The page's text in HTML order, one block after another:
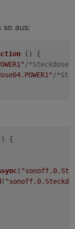
08:41
so aus:
()
{
/
/
) {
(
(